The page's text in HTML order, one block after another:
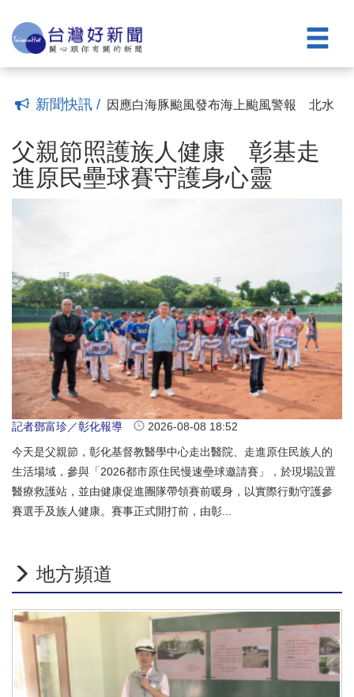
新聞快訊 /
帶領青少年「跳」過犯罪陷阱
(16:36)
桃警少年隊「青春Comedy Night」 用脫
口秀翻轉犯罪預防
台南城鎮韌性（防空）演習順利完成 黃
偉哲：全民防護從平時做起(15:31)
暑假最熱門一課 大園警攜手交大帶學童
南投映全號延續善的循環(15:22)
因應白海豚颱風發布海上颱風警報 北水
(15:08)
賽守護身心靈(18:52)
「2026新竹瘋影展」《乒乓男孩》映後座
談 洪伯豪導演分享幕後感動 (18:43)
第三屆高齡健康產業博覽會 張善政：打
造長輩安心生活的宜居城市(17:18)
南市府打造圖書館文化平台 跨國藝術展
走進VR學交通(15:23)
父親遺愛化作希望力量 六子女捐贈家扶
南投映全號延續善的循環(15:22)
因應白海豚颱風發布海上颱風警報 北水
分署成立緊急應變小組嚴密監控水情
(15:08)
父親節照護族人健康 彰基走
進原民壘球賽守護身心靈
記者鄧富珍／彰化報導
2026-08-08 18:52
今天是父親節，彰化基督教醫學中心走出醫院、走進原住民族人的
生活場域，參與「2026都市原住民慢速壘球邀請賽」，於現場設置
醫療救護站，並由健康促進團隊帶領賽前暖身，以實際行動守護參
賽選手及族人健康。賽事正式開打前，由彰...
地方頻道